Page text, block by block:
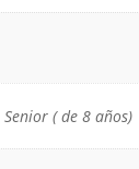
( de 8 años)